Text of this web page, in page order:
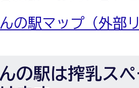
の駅マップ（外部
の駅は搾乳ス